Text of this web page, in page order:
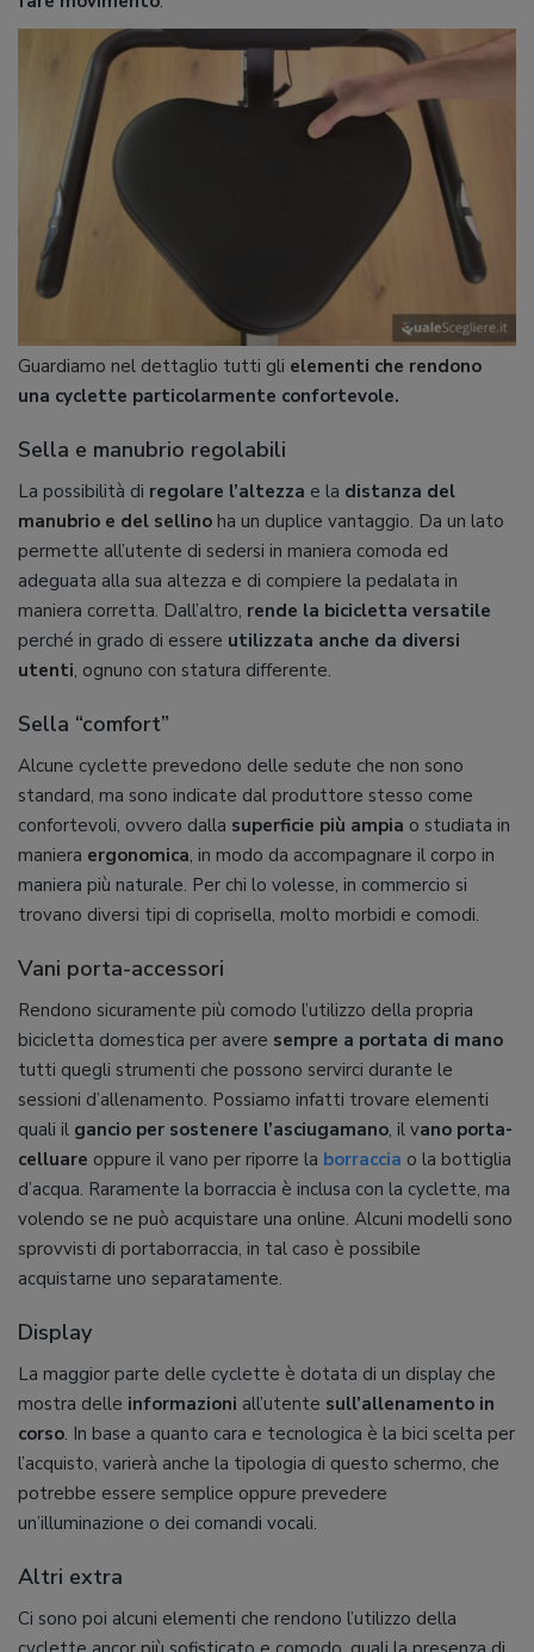
Guardiamo nel dettaglio tutti gli elementi che rendono
una cyclette particolarmente confortevole.
Sella e manubrio regolabili
La possibilità di regolare l’altezza e la distanza del
manubrio e del sellino ha un duplice vantaggio. Da un lato
permette all’utente di sedersi in maniera comoda ed
adeguata alla sua altezza e di compiere la pedalata in
maniera corretta. Dall’altro, rende la bicicletta versatile
perché in grado di essere utilizzata anche da diversi
utenti, ognuno con statura differente.
Sella “comfort”
Alcune cyclette prevedono delle sedute che non sono
standard, ma sono indicate dal produttore stesso come
confortevoli, ovvero dalla superficie più ampia o studiata in
maniera ergonomica, in modo da accompagnare il corpo in
maniera più naturale. Per chi lo volesse, in commercio si
trovano diversi tipi di coprisella, molto morbidi e comodi.
Vani porta-accessori
Rendono sicuramente più comodo l’utilizzo della propria
bicicletta domestica per avere sempre a portata di mano
tutti quegli strumenti che possono servirci durante le
sessioni d’allenamento. Possiamo infatti trovare elementi
quali il gancio per sostenere l’asciugamano, il vano porta-
celluare oppure il vano per riporre la borraccia o la bottiglia
d’acqua. Raramente la borraccia è inclusa con la cyclette, ma
volendo se ne può acquistare una online. Alcuni modelli sono
sprovvisti di portaborraccia, in tal caso è possibile
acquistarne uno separatamente.
Display
La maggior parte delle cyclette è dotata di un display che
mostra delle informazioni all’utente sull’allenamento in
corso. In base a quanto cara e tecnologica è la bici scelta per
l’acquisto, varierà anche la tipologia di questo schermo, che
potrebbe essere semplice oppure prevedere
un’illuminazione o dei comandi vocali.
Altri extra
Ci sono poi alcuni elementi che rendono l’utilizzo della